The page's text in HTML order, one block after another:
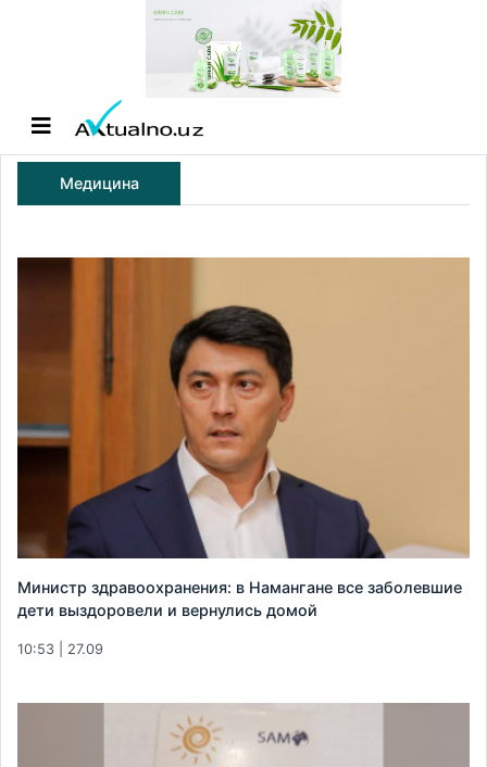
Медицина
Министр здравоохранения: в Намангане все заболевшие
дети выздоровели и вернулись домой
10:53 | 27.09